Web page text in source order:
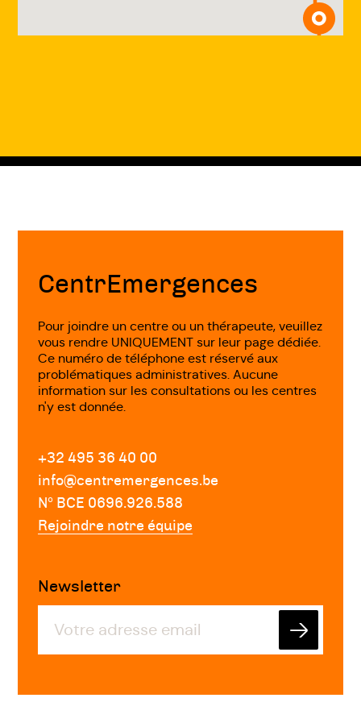
Fin
CentrEmergences
Pour joindre un centre ou un thérapeute, veuillez
vous rendre UNIQUEMENT sur leur page dédiée.
Ce numéro de téléphone est réservé aux
problématiques administratives. Aucune
information sur les consultations ou les centres
n'y est donnée.
+32 495 36 40 00
info@centremergences.be
Nº BCE 0696.926.588
Rejoindre notre équipe
Newsletter